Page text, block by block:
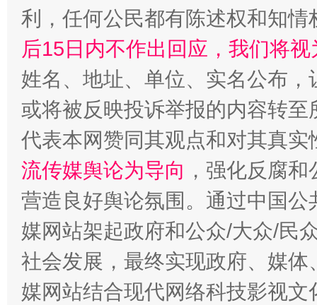
在谋一域中谋全局
今
习近平的博鳌关键词
魏明亮
利，任何公民都有陈述权和知情
后15日内不作出回应，我们将
姓名、地址、单位、实名公布
或将被反映投诉举报的内容转
代表本网赞同其观点和对其真实
流传媒舆论为导向 ，强化反腐
营造良好舆论氛围。通过中国
媒网站架起政府和公众/大众/民
社会发展，最终实现政府、媒
媒网站结合现代网络科技影视